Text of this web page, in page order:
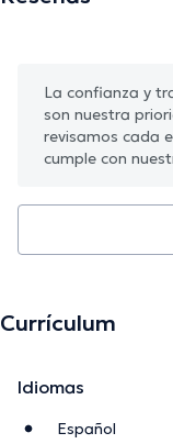
La confianza y
son nuestra
revisamos cada
cumple con
Currículum
Idiomas
Español